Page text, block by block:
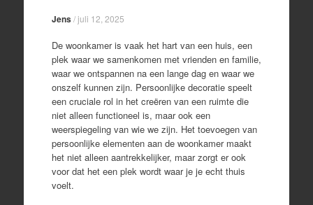
Jens/juli 12, 2025
De woonkamer is vaak het hart van een huis, een
plek waar we samenkomen met vrienden en familie,
waar we ontspannen na een lange dag en waar we
onszelf kunnen zijn. Persoonlijke decoratie speelt
een cruciale rol in het creëren van een ruimte die
niet alleen functioneel is, maar ook een
weerspiegeling van wie we zijn. Het toevoegen van
persoonlijke elementen aan de woonkamer maakt
het niet alleen aantrekkelijker, maar zorgt er ook
voor dat het een plek wordt waar je je echt thuis
voelt.